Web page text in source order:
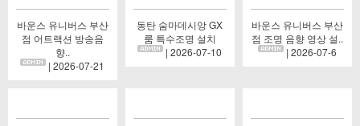
바운스 유니버스 부산
점 어트랙션 방송음
향..
| 2026-07-21
동탄 숨마데시앙 GX
룸 특수조명 설치
| 2026-07-10
바운스 유니버스 부산
점 조명 음향 영상 설..
| 2026-07-6